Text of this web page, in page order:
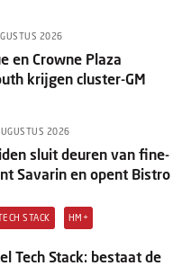
2026
en Crowne Plaza
krijgen cluster-GM
2026
sluit deuren van fine-
Savarin en opent Bistro
STACK HM+
Tech Stack: bestaat de